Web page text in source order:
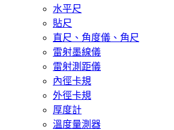
水平尺
貼尺
直尺、角度儀、角尺
雷射墨線儀
雷射測距儀
內徑卡規
外徑卡規
厚度計
溫度量測器